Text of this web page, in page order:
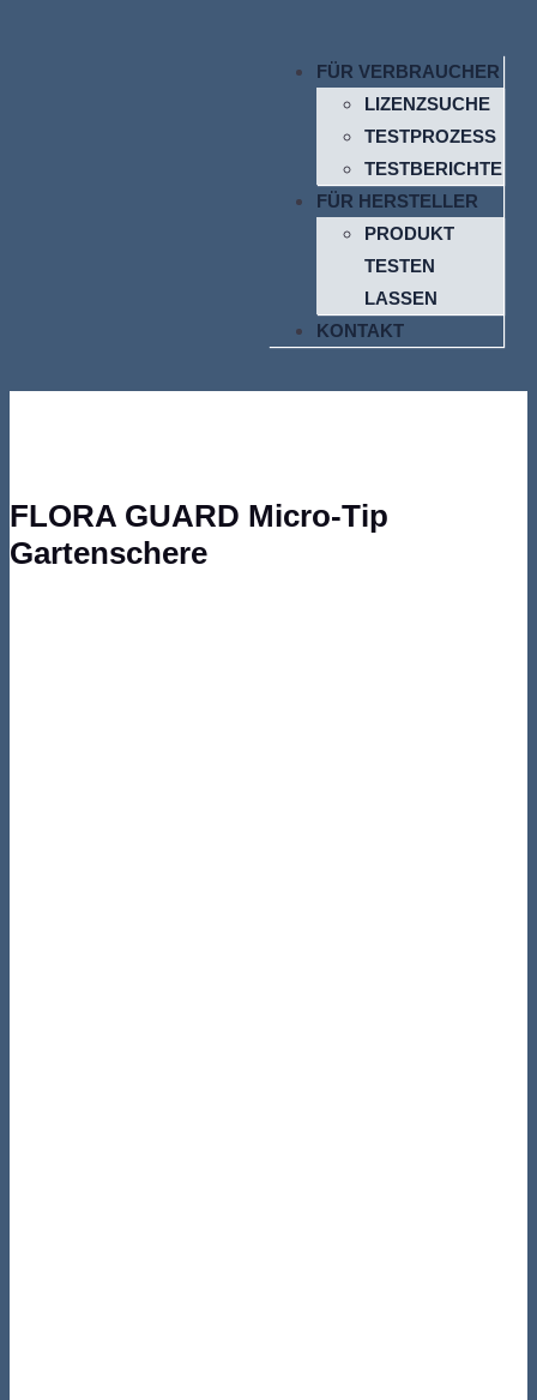
FÜR VERBRAUCHER
LIZENZSUCHE
TESTPROZESS
TESTBERICHTE
FÜR HERSTELLER
PRODUKT
TESTEN
LASSEN
KONTAKT
FLORA GUARD Micro-Tip
Gartenschere